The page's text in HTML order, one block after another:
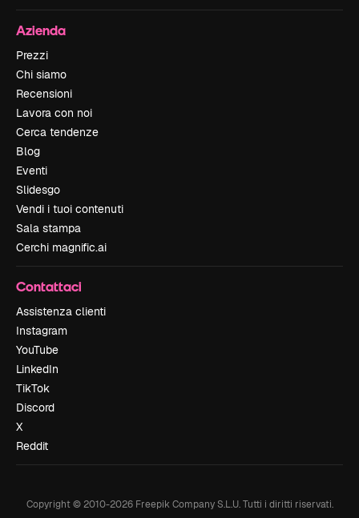
Azienda
Prezzi
Chi siamo
Recensioni
Lavora con noi
Cerca tendenze
Blog
Eventi
Slidesgo
Vendi i tuoi contenuti
Sala stampa
Cerchi magnific.ai
Contattaci
Assistenza clienti
Instagram
YouTube
LinkedIn
TikTok
Discord
X
Reddit
Copyright © 2010-2026Freepik Company S.L.U. Tutti i diritti riservati.